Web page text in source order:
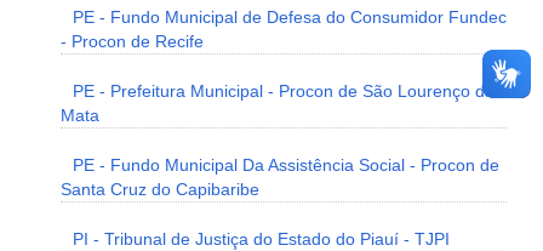
PE - Fundo Municipal de Defesa do Consumidor Fundec
- Procon de Recife
PE - Prefeitura Municipal - Procon de São Lourenço da
Mata
PE - Fundo Municipal Da Assistência Social - Procon de
Santa Cruz do Capibaribe
PI - Tribunal de Justiça do Estado do Piauí - TJPI